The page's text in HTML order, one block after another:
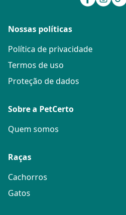
Nossas políticas
Política de privacidade
Termos de uso
Proteção de dados
Sobre a PetCerto
Quem somos
Raças
Cachorros
Gatos